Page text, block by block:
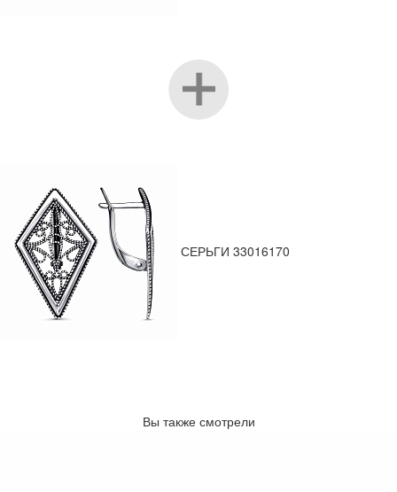
СЕРЬГИ 33016170
Вы также смотрели